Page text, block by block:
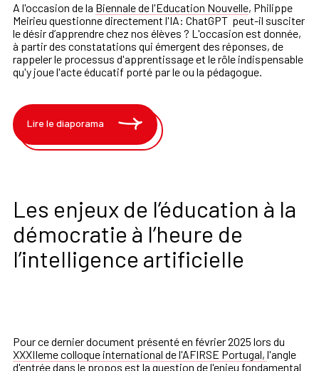
A l'occasion de la Biennale de l'Education Nouvelle, Philippe
Meirieu questionne directement l'IA: ChatGPT peut-il susciter
le désir d’apprendre chez nos élèves ? L 'occasion est donnée,
à partir des constatations qui émergent des réponses, de
rappeler le processus d'apprentissage et le rôle indispensable
qu'y joue l'acte éducatif porté par le ou la pédagogue.
Lire le diaporama
Les enjeux de l’éducation à la
démocratie à l’heure de
l’intelligence artificielle
Pour ce dernier document présenté en février 2025 lors du
XXXIIeme colloque international de l'AFIRSE Portugal, l'angle
d'entrée dans le propos est la question de l'enjeu fondamental